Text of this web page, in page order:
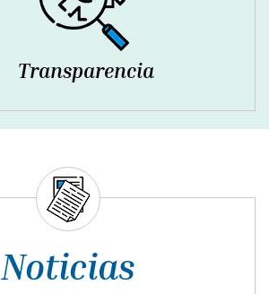
Transparencia
Noticias